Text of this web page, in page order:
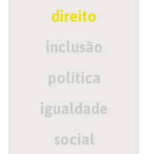
direito
inclusão
política
igualdade
social